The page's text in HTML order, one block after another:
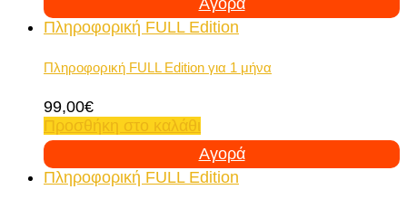
Πληροφορική FULL Edition
Πληροφορική FULL Edition για 1 μήνα
99,00€
Προσθήκη στο καλάθι
Αγορά
Πληροφορική FULL Edition